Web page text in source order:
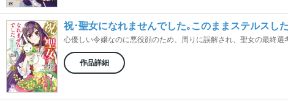
祝･聖女になれませんでした｡このままステルスし
心優しい令嬢なのに悪役顔のため、周りに誤解され、聖女の最終選
作品詳細